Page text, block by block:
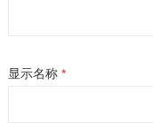
显示名称 *